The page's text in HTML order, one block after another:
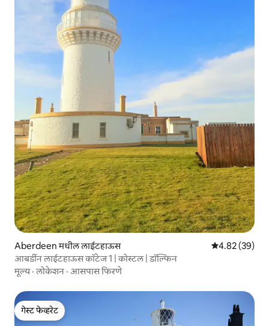
Aberdeen मधील लाईटहाऊस 5 पैकी 4.82
4.82 (39)
आबर्डीन लाईटहाऊस कॉटेज 1 | कोस्टल | डॉल्फिन
मूल्य·लोकेशन · आसपास फिरणे
गेस्ट फेव्हरेट
गेस्ट फेव्हरेट